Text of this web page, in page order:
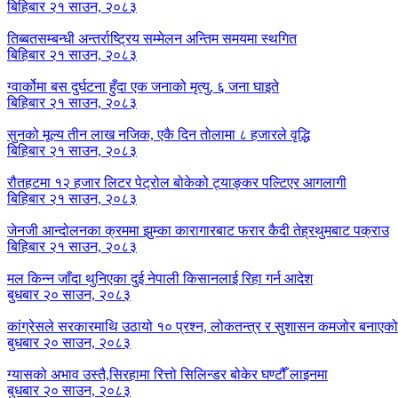
बिहिबार २१ साउन, २०८३
तिब्बतसम्बन्धी अन्तर्राष्ट्रिय सम्मेलन अन्तिम समयमा स्थगित
बिहिबार २१ साउन, २०८३
ग्वार्कोमा बस दुर्घटना हुँदा एक जनाको मृत्यु, ६ जना घाइते
बिहिबार २१ साउन, २०८३
सुनको मूल्य तीन लाख नजिक, एकै दिन तोलामा ८ हजारले वृद्धि
बिहिबार २१ साउन, २०८३
रौतहटमा १२ हजार लिटर पेट्रोल बोकेको ट्याङ्कर पल्टिएर आगलागी
बिहिबार २१ साउन, २०८३
जेनजी आन्दोलनका क्रममा झुम्का कारागारबाट फरार कैदी तेह्रथुमबाट पक्राउ
बिहिबार २१ साउन, २०८३
मल किन्न जाँदा थुनिएका दुई नेपाली किसानलाई रिहा गर्न आदेश
बुधबार २० साउन, २०८३
कांग्रेसले सरकारमाथि उठायो १० प्रश्न, लोकतन्त्र र सुशासन कमजोर
बुधबार २० साउन, २०८३
ग्यासको अभाव उस्तै,सिरहामा रित्तो सिलिन्डर बोकेर घण्टौँ लाइनमा
बुधबार २० साउन, २०८३